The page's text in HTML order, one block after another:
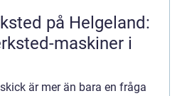
på Helgeland:
maskiner i
är mer än bara en fråga